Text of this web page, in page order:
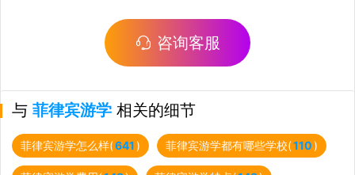
咨询客服
与 菲律宾游学 相关的细节
菲律宾游学怎么样(641) 菲律宾游学都有哪些学校(110)